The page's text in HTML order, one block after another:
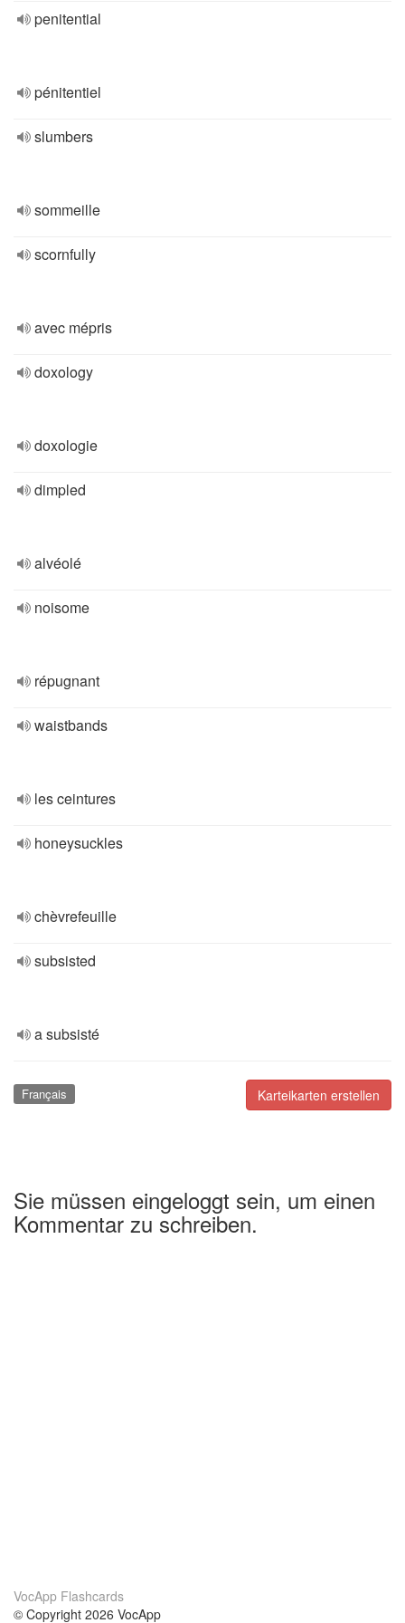
penitential
pénitentiel
slumbers
sommeille
scornfully
avec mépris
doxology
doxologie
dimpled
alvéolé
noisome
répugnant
waistbands
les ceintures
honeysuckles
chèvrefeuille
subsisted
a subsisté
Karteikarten erstellen
Français
Sie müssen eingeloggt sein, um einen
Kommentar zu schreiben.
VocApp Flashcards
© Copyright 2026 VocApp